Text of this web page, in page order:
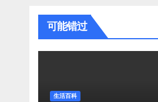
可能错过
生活百科